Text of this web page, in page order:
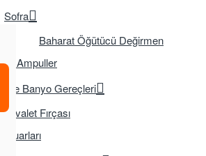
Sofra
Baharat Öğütücü Değirmen
Ampuller
ve Banyo Gereçleri
Tuvalet Fırçası